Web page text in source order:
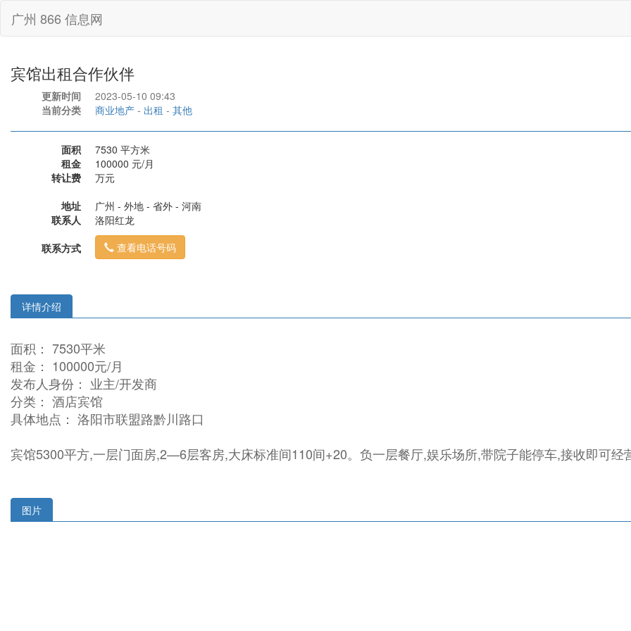
广州 866 信息网
宾馆出租合作伙伴
更新时间
2023-05-10 09:43
当前分类
商业地产 - 出租 - 其他
面积
7530 平方米
租金
100000 元/月
转让费
万元
地址
广州 - 外地 - 省外 - 河南
联系人
洛阳红龙
联系方式
查看电话号码
详情介绍
面积： 7530平米
租金： 100000元/月
发布人身份： 业主/开发商
分类： 酒店宾馆
具体地点： 洛阳市联盟路黔川路口
宾馆5300平方,一层门面房,2—6层客房,大床标准间110间+20。负一层餐厅,娱乐场所,带院子能停车,接收即可经
图片